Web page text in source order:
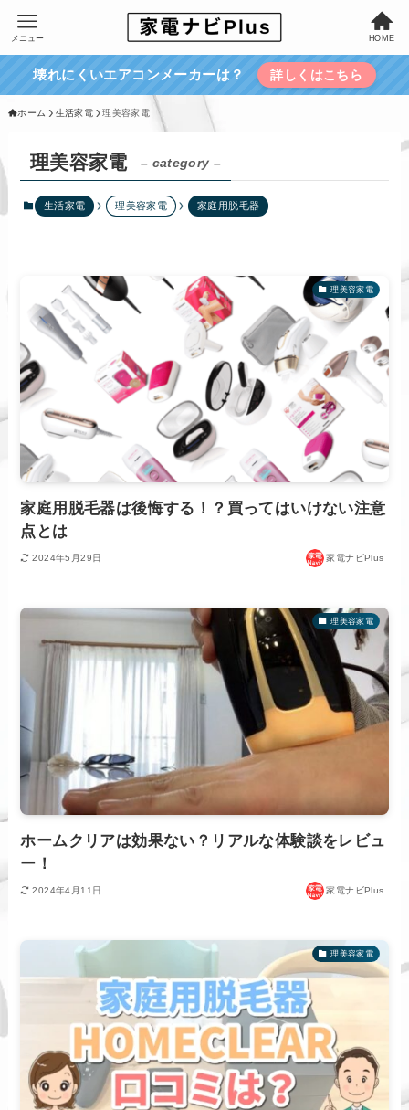
HOME
メニュー
壊れにくいエアコンメーカーは？ 詳しくはこちら
ホーム 生活家電 理美容家電
理美容家電 – category –
生活家電 理美容家電 家庭用脱毛器
理美容家電
家庭用脱毛器は後悔する！？買ってはいけない注意
点とは
2024年5月29日 家電ナビPlus
理美容家電
ホームクリアは効果ない？リアルな体験談をレビュ
ー！
2024年4月11日 家電ナビPlus
理美容家電